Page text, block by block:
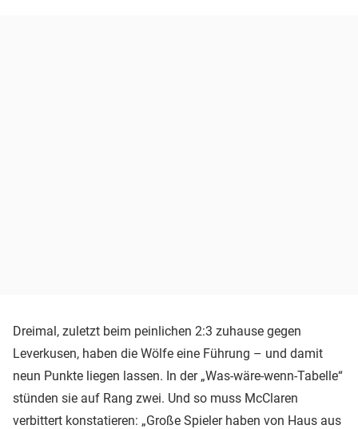
Dreimal, zuletzt beim peinlichen 2:3 zuhause gegen
Leverkusen, haben die Wölfe eine Führung – und damit
neun Punkte liegen lassen. In der „Was-wäre-wenn-Tabelle“
stünden sie auf Rang zwei. Und so muss McClaren
verbittert konstatieren: „Große Spieler haben von Haus aus